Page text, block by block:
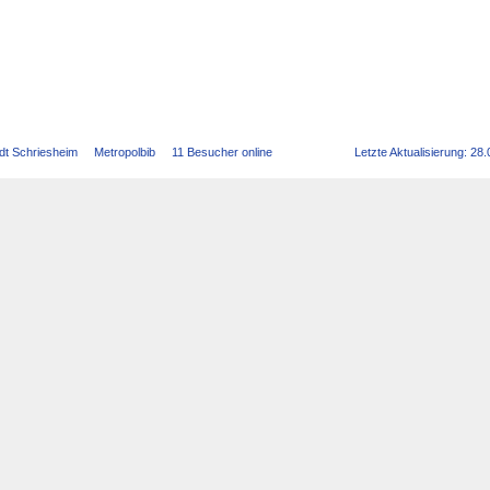
Schriesheim Metropolbib 11 Besucher online Letzte Aktualisierung: